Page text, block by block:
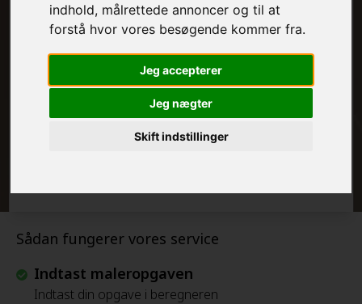
indhold, målrettede annoncer og til at
forstå hvor vores besøgende kommer fra.
Jeg accepterer
Jeg nægter
Skift indstillinger
Sådan fungerer vores service
Indtast maleropgaven
Indtast din opgave i beregneren
MALEROPGAVER - UDVENDIGT:
FRAFLYTNINGSPAKKE: